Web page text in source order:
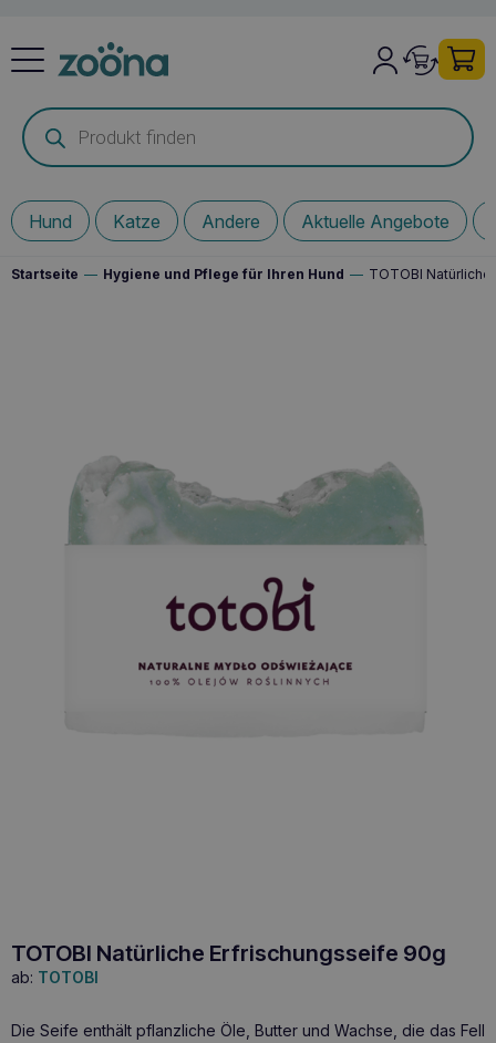
Products
search
Hund Katze Andere Aktuelle Angebote
Startseite — Hygiene und Pflege für Ihren Hund — TOTOBI
TOTOBI Natürliche Erfrischungsseife 90g
ab: TOTOBI
Die Seife enthält pflanzliche Öle, Butter und Wachse, die das Fell